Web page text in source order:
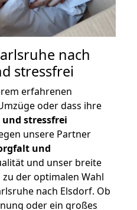
nach
stressfrei
erfahrenen
oder dass ihre
stressfrei
unsere Partner
und
und unser breite
der optimalen Wahl
nach Elsdorf. Ob
oder ein großes